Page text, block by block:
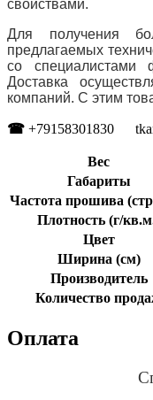
свойствами.
Для получения
предлагаемых
со специалистами
Доставка
компаний. С этим
☎ +79158301830
Вес
Габариты
Частота прошива
Плотность (г/
Цвет
Ширина (см)
Производитель
Количество
Оплата